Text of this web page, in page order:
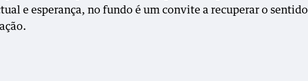
e esperança, no fundo é um convite a recuperar o sentido